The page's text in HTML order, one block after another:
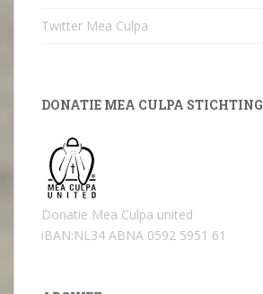
Twitter Mea Culpa
DONATIE MEA CULPA STICHTING
Donatie Mea Culpa united
iBAN:NL34 ABNA 0592 5951 61